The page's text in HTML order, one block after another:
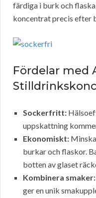
färdiga i burk och
koncentrat precis efter
Fördelar med
Sockerfritt:
uppskattning
Ekonomiskt:
burkar och flaskor.
botten av glaset
Kombinera smaker:
ger en unik